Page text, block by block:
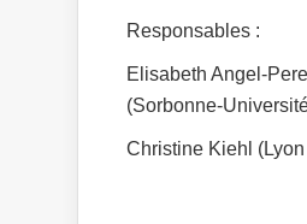
Responsables :
Elisabeth Angel-
(Sorbonne-
Christine Kiehl